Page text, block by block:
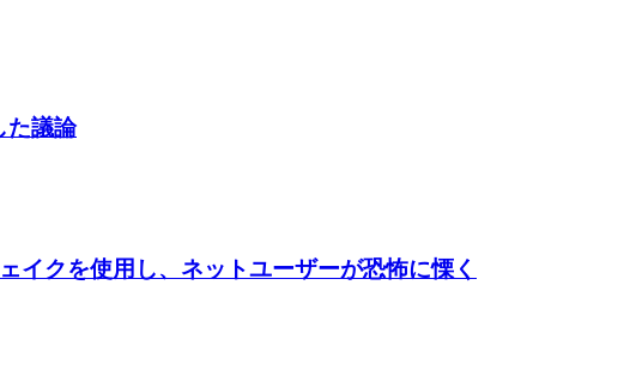
た議論
イクを使用し、ネットユーザーが恐怖に慄く